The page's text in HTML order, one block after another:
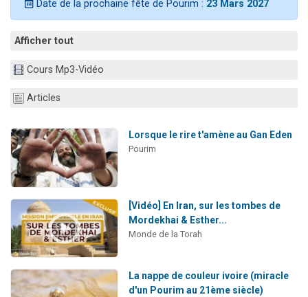
Date de la prochaine fête de Pourim : 23 Mars 2027
Afficher tout
Cours Mp3-Vidéo
Articles
Lorsque le rire t'amène au Gan Eden
Pourim
[Vidéo] En Iran, sur les tombes de
Mordekhai & Esther...
Monde de la Torah
La nappe de couleur ivoire (miracle
d'un Pourim au 21ème siècle)